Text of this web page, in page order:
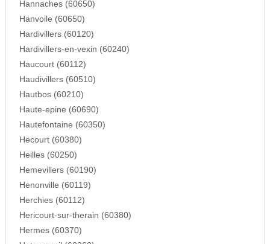
Hannaches (60650)
Hanvoile (60650)
Hardivillers (60120)
Hardivillers-en-vexin (60240)
Haucourt (60112)
Haudivillers (60510)
Hautbos (60210)
Haute-epine (60690)
Hautefontaine (60350)
Hecourt (60380)
Heilles (60250)
Hemevillers (60190)
Henonville (60119)
Herchies (60112)
Hericourt-sur-therain (60380)
Hermes (60370)